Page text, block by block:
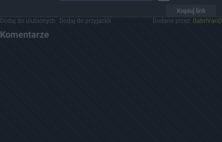
Kopiuj link
Dodaj do ulubionych Dodaj do przyjaciół Dodano przez: GabriVanD
Komentarze